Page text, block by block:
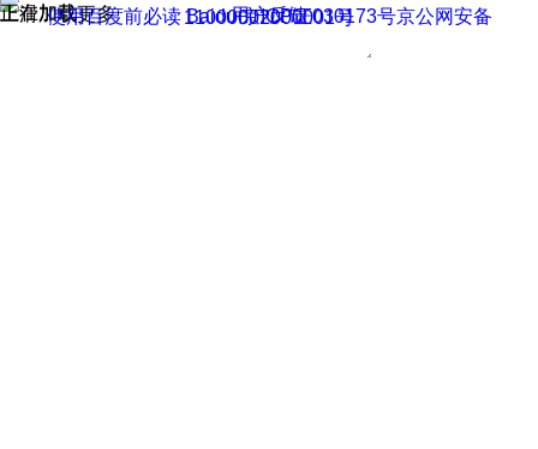
正在加载
上滑加载更多 用户反馈
使用百度前必读 Baidu 京ICP证030173号
京公网安备11000002000001号